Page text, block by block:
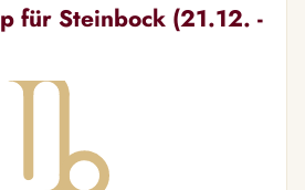
für Steinbock (21.12. -